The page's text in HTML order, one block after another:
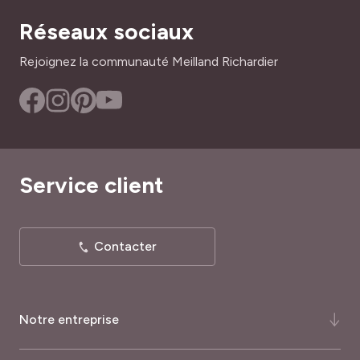
Réseaux sociaux
Rejoignez la communauté Meilland Richardier
Notre entreprise
Service client
Contacter